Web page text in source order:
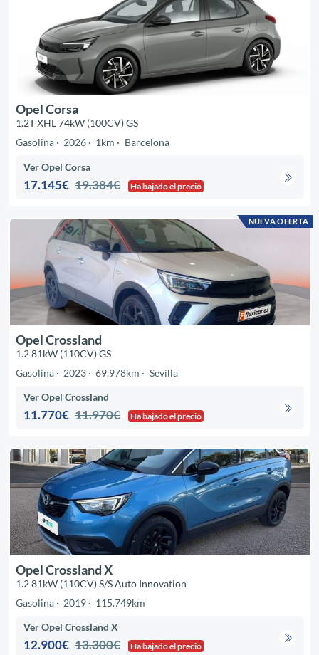
Opel Corsa
1.2T XHL 74kW (100CV) GS
Gasolina
2026 1km Barcelona
Ver Opel Corsa
17.145€ 19.384€ Ha bajado el precio
NUEVA OFERTA
Opel Crossland
1.2 81kW (110CV) GS
Gasolina
2023 69.978km Sevilla
Ver Opel Crossland
11.770€ 11.970€ Ha bajado el precio
Opel Crossland X
1.2 81kW (110CV) S/S Auto Innovation
Gasolina
2019 115.749km
Ver Opel Crossland X
12.900€ 13.300€ Ha bajado el precio